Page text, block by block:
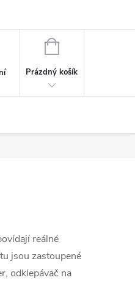
NÁKUPNÍ
Prázdný košík
reálné
jsou zastoupené
odklepávač na